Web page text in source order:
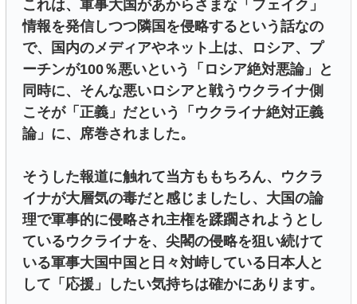
これは、軍事大国があからさまな「フェイク」
情報を発信しつつ隣国を侵略するという話なの
で、国内のメディアやネット上は、ロシア、プ
ーチンが100％悪いという「ロシア絶対悪論」と
同時に、そんな悪いロシアと戦うウクライナ側
こそが「正義」だという「ウクライナ絶対正義
論」に、席巻されました。
そうした報道に触れて当方ももちろん、ウクラ
イナが大層気の毒だと感じましたし、大国の論
理で軍事的に侵略され主権を蹂躙されようとし
ているウクライナを、尖閣の侵略を狙い続けて
いる軍事大国中国と日々対峙している日本人と
して「応援」したい気持ちは確かにあります。